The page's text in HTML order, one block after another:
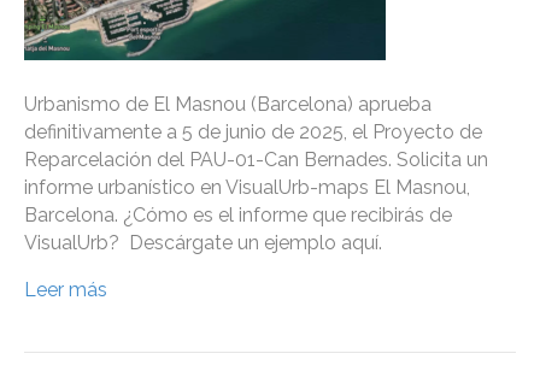
Urbanismo de El Masnou (Barcelona) aprueba
definitivamente a 5 de junio de 2025, el Proyecto de
Reparcelación del PAU-01-Can Bernades. Solicita un
informe urbanístico en VisualUrb-maps El Masnou,
Barcelona. ¿Cómo es el informe que recibirás de
VisualUrb? Descárgate un ejemplo aquí.
Leer más